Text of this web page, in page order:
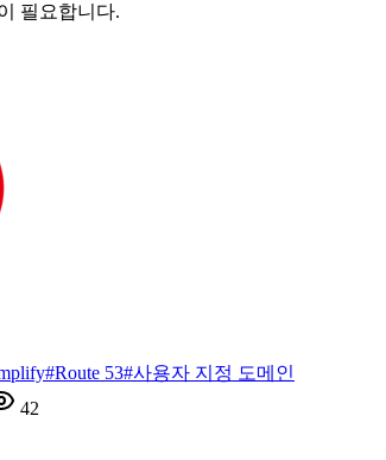
필요합니다.
#Route 53#사용자 지정 도메인
42